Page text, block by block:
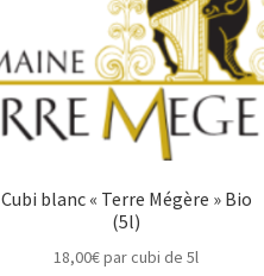
Cubi blanc « Terre Mégère » Bio
(5l)
18,00€par cubi de 5l